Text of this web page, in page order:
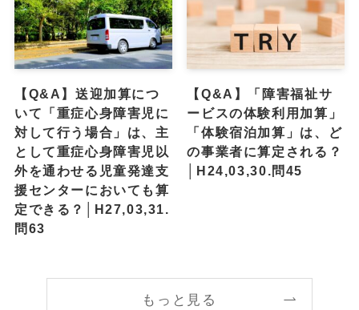
【Q&A】送迎加算につ
いて「重症心身障害児に
対して行う場合」は、主
として重症心身障害児以
外を通わせる児童発達支
援センターにおいても算
定できる？│H27,03,31.
問63
【Q&A】「障害福祉サ
ービスの体験利用加算」
「体験宿泊加算」は、ど
の事業者に算定される？
│H24,03,30.問45
もっと見る